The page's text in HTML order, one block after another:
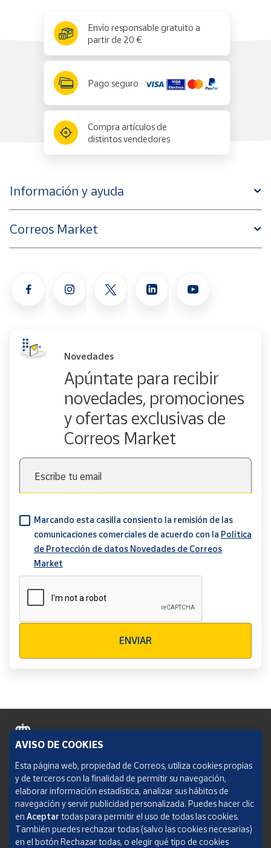
Envío responsable gratuito a
partir de 20 €
Pago seguro
Compra artículos de
distintos vendedores
Información y ayuda
Correos Market
Novedades
Apúntate para recibir
novedades, promociones
y ofertas exclusivas de
Correos Market
Escribe tu email
Marcando esta casilla consiento la remisión de las
comunicaciones comerciales de acuerdo con la Política
de Protección de datos Novedades de Correos
Market
ENVIAR
Política de cookies
Aviso legal
Condiciones del servicio
Política de Privacidad Web
AVISO DE COOKIES
Esta página web, propiedad de Correos, utiliza cookies propias
y de terceros con la finalidad de permitir su navegación,
elaborar información estadística, analizar sus hábitos de
navegación y servir publicidad personalizada. Puedes hacer clic
en Aceptar todas para permitir el uso de todas las cookies.
También puedes rechazar todas (salvo las cookies necesarias)
en el botón Rechazar todas, o elegir qué tipo de cookies